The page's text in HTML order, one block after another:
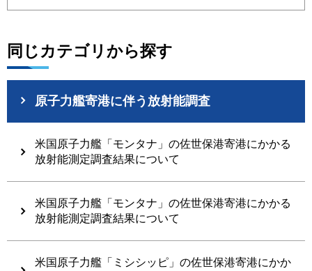
同じカテゴリから探す
原子力艦寄港に伴う放射能調査
米国原子力艦「モンタナ」の佐世保港寄港にかかる
放射能測定調査結果について
米国原子力艦「モンタナ」の佐世保港寄港にかかる
放射能測定調査結果について
米国原子力艦「ミシシッピ」の佐世保港寄港にかか